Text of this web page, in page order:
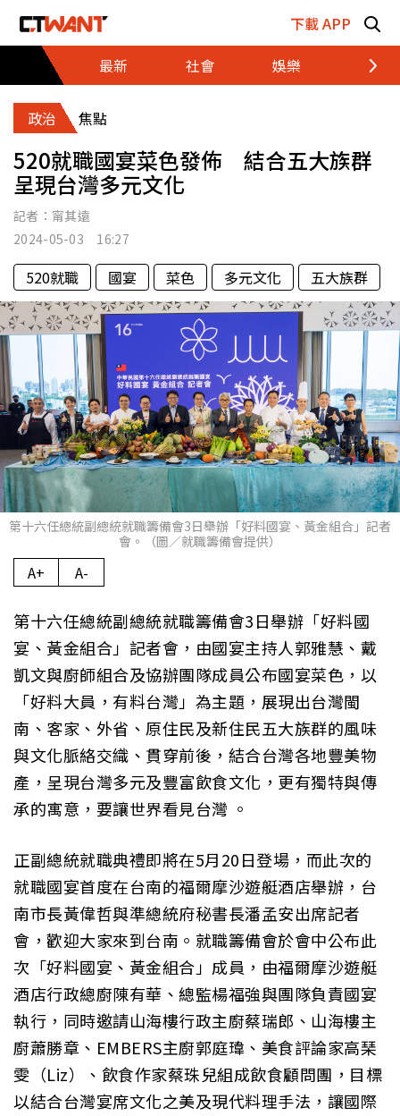
下載 APP
最新
社會 娛樂 財經
政治 焦點
520就職國宴菜色發佈 結合五大族群
呈現台灣多元文化
記者： 甯其遠
2024-05-03 16:27
520就職 國宴 菜色 多元文化 五大族群
第十六任總統副總統就職籌備會3日舉辦「好料國宴、黃金組合」記者
會。（圖／就職籌備會提供）
A+ A-
第十六任總統副總統就職籌備會3日舉辦「好料國
宴、黃金組合」記者會，由國宴主持人郭雅慧、戴
凱文與廚師組合及協辦團隊成員公布國宴菜色，以
「好料大員，有料台灣」為主題，展現出台灣閩
南、客家、外省、原住民及新住民五大族群的風味
與文化脈絡交織、貫穿前後，結合台灣各地豐美物
產，呈現台灣多元及豐富飲食文化，更有獨特與傳
承的寓意，要讓世界看見台灣 。
正副總統就職典禮即將在5月20日登場，而此次的
就職國宴首度在台南的福爾摩沙遊艇酒店舉辦，台
南市長黃偉哲與準總統府秘書長潘孟安出席記者
會，歡迎大家來到台南。就職籌備會於會中公布此
次「好料國宴、黃金組合」成員，由福爾摩沙遊艇
酒店行政總廚陳有華、總監楊福強與團隊負責國宴
執行，同時邀請山海樓行政主廚蔡瑞郎、山海樓主
廚蕭勝章、EMBERS主廚郭庭瑋、美食評論家高琹
雯（Liz）、飲食作家蔡珠兒組成飲食顧問團，目標
以結合台灣宴席文化之美及現代料理手法，讓國際